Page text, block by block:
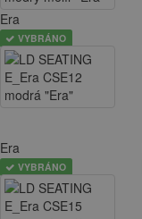
Era
VYBRÁNO
Era
VYBRÁNO